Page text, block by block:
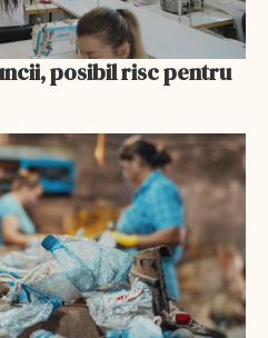
posibil risc pentru